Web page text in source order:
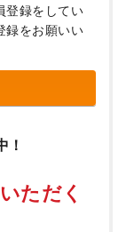
登録をしてい
録をお願いい
！
ただく